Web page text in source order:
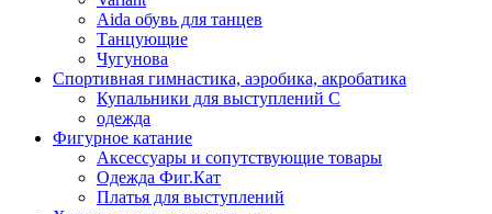
Аida обувь для танцев
Танцующие
Чугунова
Спортивная гимнастика, аэробика, акробатика
Купальники для выступлений С
одежда
Фигурное катание
Аксессуары и сопутствующие товары
Одежда Фиг.Кат
Платья для выступлений